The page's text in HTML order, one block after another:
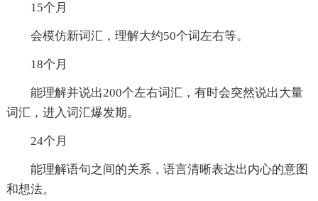
15个月
会模仿新词汇，理解大约50个词左右等。
18个月
能理解并说出200个左右词汇，有时会突然说出大量
词汇，进入词汇爆发期。
24个月
能理解语句之间的关系，语言清晰表达出内心的意图
和想法。